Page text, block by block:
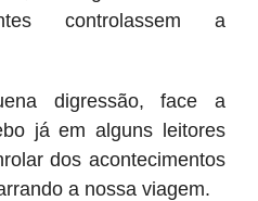
controlassem a
digressão, face a
já em alguns leitores
dos acontecimentos
a nossa viagem.